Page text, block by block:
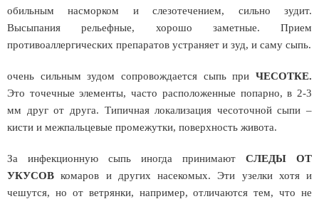
обильным насморком и слезотечением, сильно зудит.
Высыпания рельефные, хорошо заметные. Прием
противоаллергических препаратов устраняет и зуд, и саму сыпь.
очень сильным зудом сопровождается сыпь при ЧЕСОТКЕ.
Это точечные элементы, часто расположенные попарно, в 2-3
мм друг от друга. Типичная локализация чесоточной сыпи –
кисти и межпальцевые промежутки, поверхность живота.
За инфекционную сыпь иногда принимают СЛЕДЫ ОТ
УКУСОВ комаров и других насекомых. Эти узелки хотя и
чешутся, но от ветрянки, например, отличаются тем, что не